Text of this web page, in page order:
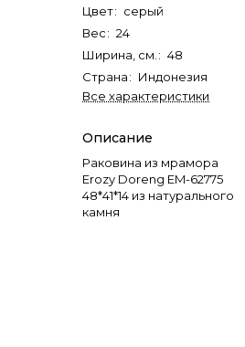
Цвет: серый
Вес: 24
Ширина, см. : 48
Страна: Индонезия
Все характеристики
Описание
Раковина из мрамора
Erozy Doreng EM-62775
48*41*14 из натурального
камня